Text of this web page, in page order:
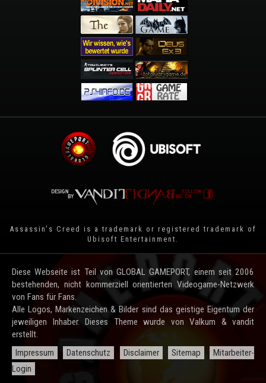
Assassin's Creed is a trademark or registered trademark of
Ubisoft Entertainment
Diese Webseite ist Teil von GLOBAL GAMEPORT, einem seit 2006
bestehenden, nicht kommerziell orientierten Videogame-Netzwerk
von Fans für Fans.
Alle Logos, Markenzeichen & Bilder sind das geistige Eigentum der
jeweiligen Inhaber. Dieses Theme wurde von Valkum & vandit
erstellt.
Impressum
Datenschutz Disclaimer Sitemap
Mitarbeiter-
Login